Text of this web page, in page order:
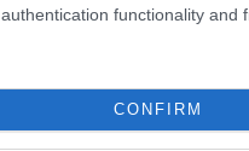
authentication functionality and
CONFIRM